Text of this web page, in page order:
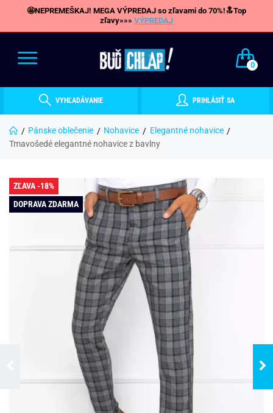
🤩NEPREMEŠKAJ! MEGA VÝPREDAJ so zľavami do 70%!🔝Top
zľavy»»» VÝPREDAJ
0
VYHĽADÁVANIE PRIHLÁSIŤ SA
Pánske oblečenie Nohavice
Elegantné nohavice
Tmavošedé elegantné nohavice z bavlny
ZĽAVA -18%
DOPRAVA ZDARMA